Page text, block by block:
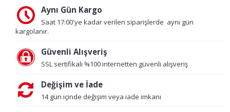
Aynı Gün Kargo
Saat 17:00'ye kadar verilen siparişlerde aynı gün
kargolanır.
Güvenli Alışveriş
SSL sertifikalı %100 internetten güvenli alışveriş
Değişim ve İade
14 gün içinde değişim veya iade imkanı